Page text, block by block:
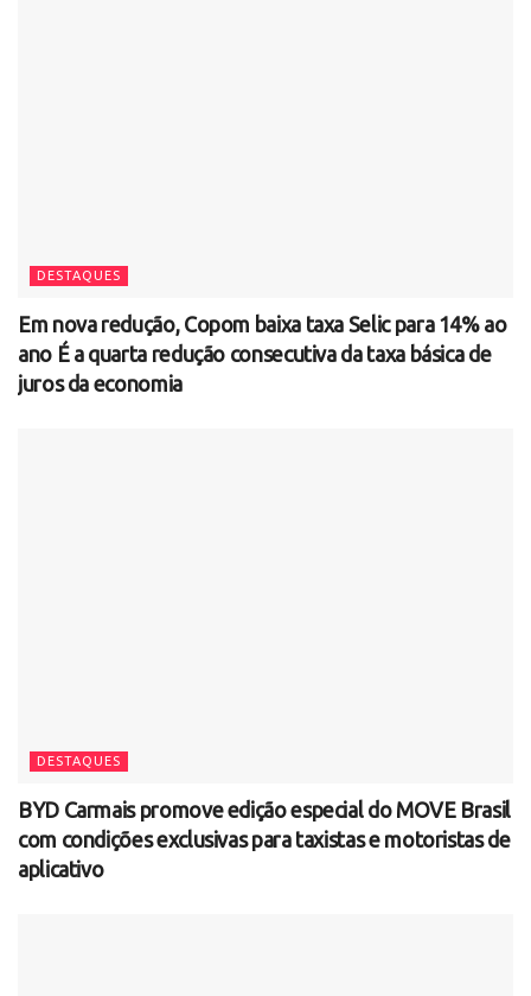
DESTAQUES
Em nova redução, Copom baixa taxa Selic para 14% ao
ano É a quarta redução consecutiva da taxa básica de
juros da economia
DESTAQUES
BYD Carmais promove edição especial do MOVE Brasil
com condições exclusivas para taxistas e motoristas de
aplicativo